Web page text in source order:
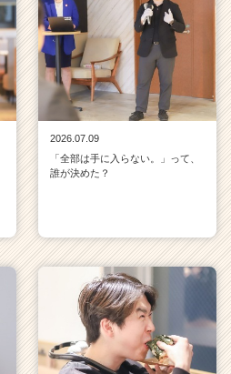
2026.07.09
「全部は手に入らない。」って、
誰が決めた？